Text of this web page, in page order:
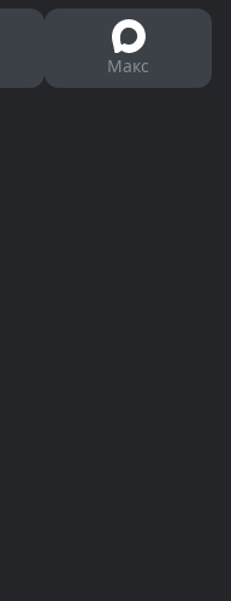
Макс